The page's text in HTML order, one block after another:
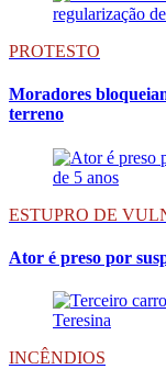
PROTESTO
Moradores
terreno
ESTUPRO DE
Ator é preso por
INCÊNDIOS